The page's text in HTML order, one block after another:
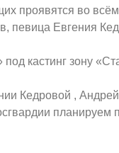
проявятся во всём
певица Евгения
кастинг зону
Кедровой ,
планируем